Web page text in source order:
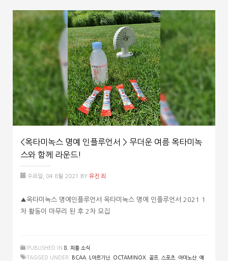
<옥타미녹스 명예 인플루언서 > 무더운 여름 옥타미녹
스와 함께 라운드!
수요일, 04 8월 2021 BY 유진 최
▲옥타미녹스 명예인플루언서 옥타미녹스 명예 인플루언서 2021 1
차 활동이 마무리 된 후 2차 모집
PUBLISHED IN 8. 피플 소식
TAGGED UNDER: BCAA L아르기닌 OCTAMINOX 골프 스포츠 아미노산, 에